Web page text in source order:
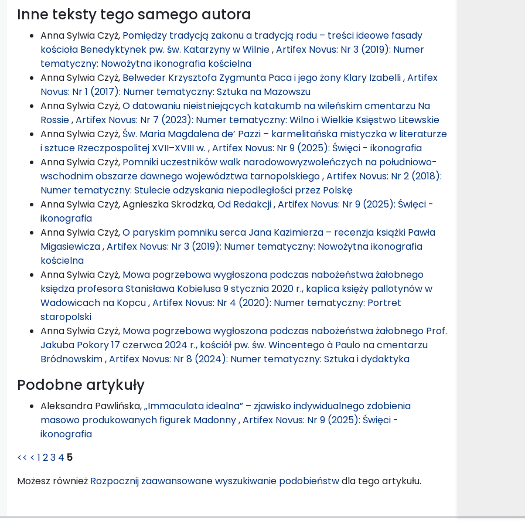
Inne teksty tego samego autora
Anna Sylwia Czyż, Pomiędzy tradycją zakonu a tradycją rodu – treści ideowe fasady
kościoła Benedyktynek pw. św. Katarzyny w Wilnie,Artifex Novus: Nr 3 (2019): Numer
tematyczny: Nowożytna ikonografia kościelna
Anna Sylwia Czyż, Belweder Krzysztofa Zygmunta Paca i jego żony Klary Izabelli,Artifex
Novus: Nr 1 (2017): Numer tematyczny: Sztuka na Mazowszu
Anna Sylwia Czyż,O datowaniu nieistniejących katakumb na wileńskim cmentarzu Na
Rossie,Artifex Novus: Nr 7 (2023): Numer tematyczny: Wilno i Wielkie Księstwo Litewskie
Anna Sylwia Czyż, Św. Maria Magdalena de’ Pazzi – karmelitańska mistyczka w literaturze
i sztuce Rzeczpospolitej XVII–XVIII w. ,Artifex Novus: Nr 9 (2025): Święci - ikonografia
Anna Sylwia Czyż, Pomniki uczestników walk narodowowyzwoleńczych na południowo-
wschodnim obszarze dawnego województwa tarnopolskiego,Artifex Novus: Nr 2 (2018):
Numer tematyczny: Stulecie odzyskania niepodległości przez Polskę
Anna Sylwia Czyż, Agnieszka Skrodzka,Od Redakcji,Artifex Novus: Nr 9 (2025): Święci -
ikonografia
Anna Sylwia Czyż,O paryskim pomniku serca Jana Kazimierza – recenzja książki Pawła
Migasiewicza,Artifex Novus: Nr 3 (2019): Numer tematyczny: Nowożytna ikonografia
kościelna
Anna Sylwia Czyż, Mowa pogrzebowa wygłoszona podczas nabożeństwa żałobnego
księdza profesora Stanisława Kobielusa 9 stycznia 2020 r., kaplica księży pallotynów w
Wadowicach na Kopcu,Artifex Novus: Nr 4 (2020): Numer tematyczny: Portret
staropolski
Anna Sylwia Czyż, Mowa pogrzebowa wygłoszona podczas nabożeństwa żałobnego Prof.
Jakuba Pokory 17 czerwca 2024 r., kościół pw. św. Wincentego à Paulo na cmentarzu
Bródnowskim,Artifex Novus: Nr 8 (2024): Numer tematyczny: Sztuka i dydaktyka
Podobne artykuły
Aleksandra Pawlińska,„Immaculata idealna” – zjawisko indywidualnego zdobienia
masowo produkowanych figurek Madonny,Artifex Novus: Nr 9 (2025): Święci -
ikonografia
<< < 1 23 4 5
Możesz również Rozpocznij zaawansowane wyszukiwanie podobieństwdla tego artykułu.